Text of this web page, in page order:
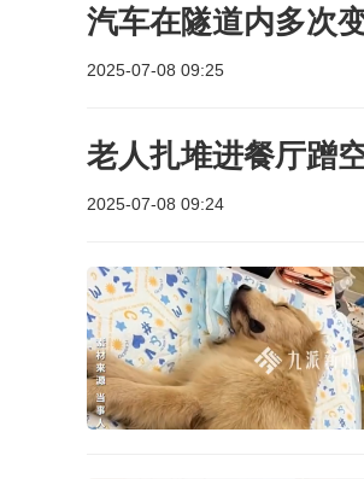
汽车在隧道内多次
2025-07-08 09:25
老人扎堆进餐厅蹭
2025-07-08 09:24